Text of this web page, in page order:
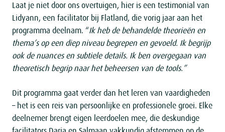
Laat je niet door ons overtuigen, hier is een testimonial van
Lidyann, een facilitator bij Flatland, die vorig jaar aan het
programma deelnam. “Ik heb de behandelde theorieën en
thema’s op een diep niveau begrepen en gevoeld. Ik begrijp
ook de nuances en subtiele details. Ik ben overgegaan van
theoretisch begrip naar het beheersen van de tools.”
Dit programma gaat verder dan het leren van vaardigheden
– het is een reis van persoonlijke en professionele groei. Elke
deelnemer brengt eigen leerdoelen mee, die deskundige